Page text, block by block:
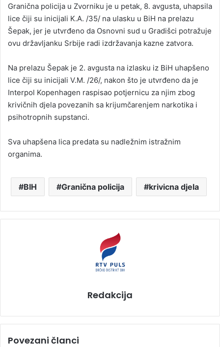
Granična policija u Zvorniku je u petak, 8. avgusta, uhapsila
lice čiji su inicijali K.A. /35/ na ulasku u BiH na prelazu
Šepak, jer je utvrđeno da Osnovni sud u Gradišci potražuje
ovu državljanku Srbije radi izdržavanja kazne zatvora.
Na prelazu Šepak je 2. avgusta na izlasku iz BiH uhapšeno
lice čiji su inicijali V.M. /26/, nakon što je utvrđeno da je
Interpol Kopenhagen raspisao potjernicu za njim zbog
krivičnih djela povezanih sa krijumčarenjem narkotika i
psihotropnih supstanci.
Sva uhapšena lica predata su nadležnim istražnim
organima.
BIH Granična policija krivicna djela
Redakcija
Povezani članci